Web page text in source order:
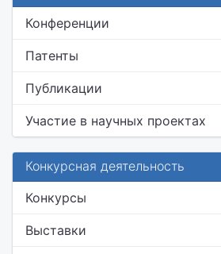
Конференции
Патенты
Публикации
Участие в научных проектах
Конкурсная деятельность
Конкурсы
Выставки